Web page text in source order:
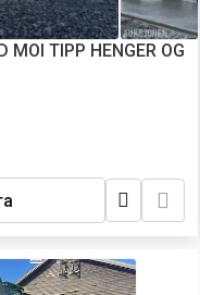
MOI TIPP HENGER OG